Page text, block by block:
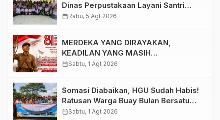
Dinas Perpustakaan Layani Santri
Ponpes Darul Hidayah Al Anshori
calendar_monthRabu, 5 Agt 2026
MERDEKA YANG DIRAYAKAN,
KEADILAN YANG MASIH
DIPERJUANGKAN
calendar_monthSabtu, 1 Agt 2026
Somasi Diabaikan, HGU Sudah Habis!
Ratusan Warga Buay Bulan Bersatu
Beri Peringatan Terakhir Ke PTPN 1
calendar_monthSabtu, 1 Agt 2026